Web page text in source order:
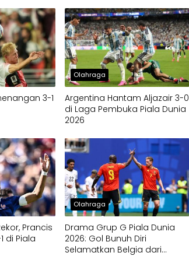
3-1
Olahraga
Argentina Hantam Aljazair 3-0
di Laga Pembuka Piala Dunia
2026
Prancis
di Piala
Olahraga
Drama Grup G Piala Dunia
2026: Gol Bunuh Diri
Selamatkan Belgia dari